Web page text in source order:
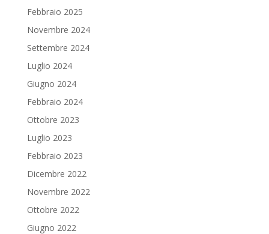
Febbraio 2025
Novembre 2024
Settembre 2024
Luglio 2024
Giugno 2024
Febbraio 2024
Ottobre 2023
Luglio 2023
Febbraio 2023
Dicembre 2022
Novembre 2022
Ottobre 2022
Giugno 2022